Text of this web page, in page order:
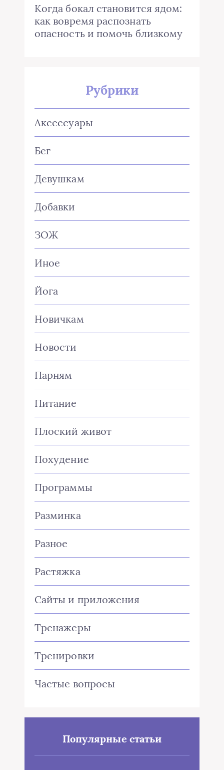
Когда бокал становится ядом:
как вовремя распознать
опасность и помочь близкому
Рубрики
Аксессуары
Бег
Девушкам
Добавки
ЗОЖ
Иное
Йога
Новичкам
Новости
Парням
Питание
Плоский живот
Похудение
Программы
Разминка
Разное
Растяжка
Сайты и приложения
Тренажеры
Тренировки
Частые вопросы
Популярные статьи